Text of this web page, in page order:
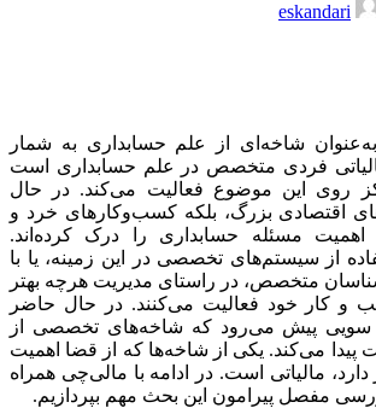
eskandari
به‌عنوان شاخه‌ای از علم حسابداری به شمار
فردی متخصص در علم حسابداری است
روی این موضوع فعالیت می‌کند. در حال
اقتصادی بزرگ، بلکه کسب‌وکارهای خرد و
مسئله حسابداری را درک کرده‌اند.
از سیستم‌های تخصصی در این زمینه، یا با
متخصص، در راستای مدیریت هرچه بهتر
و کار خود فعالیت می‌کنند. در حال حاضر
پیش می‌رود که شاخه‌های تخصصی از
می‌کند. یکی از شاخه‌ها که از قضا اهمیت
دارد، مالیاتی است. در ادامه با مالی‌چی همراه
مفصل پیرامون این بحث مهم بپردازیم.